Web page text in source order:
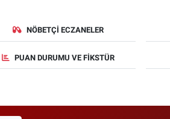
NÖBETÇI ECZANELER
PUAN DURUMU VE FIKSTÜR